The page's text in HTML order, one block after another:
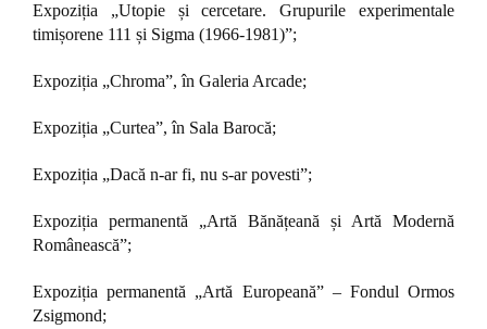
Expoziția „Utopie și cercetare. Grupurile experimentale
timișorene 111 și Sigma (1966-1981)”;
Expoziția „Chroma”, în Galeria Arcade;
Expoziția „Curtea”, în Sala Barocă;
Expoziția „Dacă n-ar fi, nu s-ar povesti”;
Expoziția permanentă „Artă Bănățeană și Artă Modernă
Românească”;
Expoziția permanentă „Artă Europeană” – Fondul Ormos
Zsigmond;